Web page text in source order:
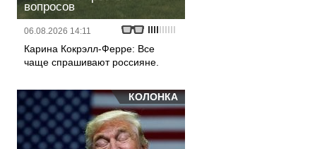
вопросов
06.08.2026 14:11
Карина Кокрэлл-Ферре: Все
чаще спрашивают россияне.
КОЛОНКА